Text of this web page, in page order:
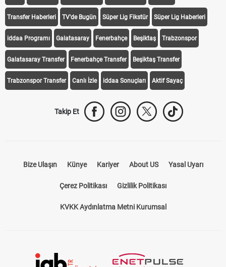
Transfer Haberleri TV'de Bugün Süper Lig Fikstür Süper Lig Haberleri
iddaa Programı Galatasaray Fenerbahçe Beşiktaş Trabzonspor
Galatasaray Transfer Fenerbahçe Transfer Beşiktaş Transfer
Trabzonspor Transfer Canlı İzle iddaa Sonuçları Aktif Sayaç
Takip Et
Bize Ulaşın Künye Kariyer About US Yasal Uyarı
Çerez Politikası Gizlilik Politikası
KVKK Aydınlatma Metni Kurumsal